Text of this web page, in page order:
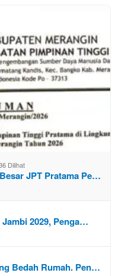
Dilihat
JPT Pratama Pe…
2029, Penga…
Bedah Rumah. Pen…